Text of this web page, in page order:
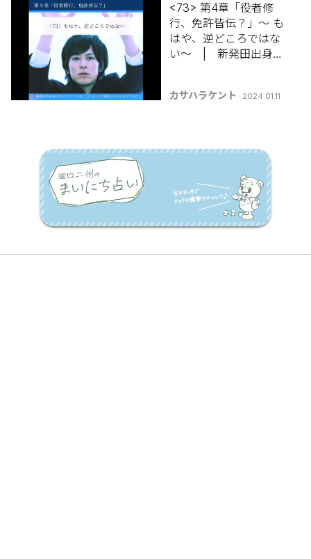
<73> 第4章「役者修
行、免許皆伝？」～ も
はや、逆どころではな
い～ | 新発田出身カ
ですか？】
カサハラケント 2024.01.11